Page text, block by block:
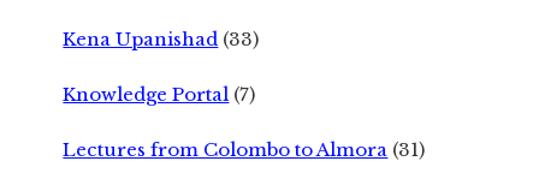
Kena Upanishad (33)
Knowledge Portal (7)
Lectures from Colombo to Almora (31)